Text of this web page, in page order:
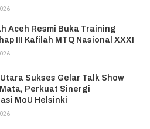
Aceh Resmi Buka Training
III Kafilah MTQ Nasional XXXI
Utara Sukses Gelar Talk Show
Perkuat Sinergi
MoU Helsinki